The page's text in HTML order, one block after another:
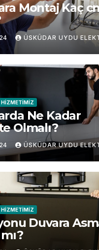
Montaj Kaç
ÜSKÜDAR UYDU
HIZMETIMIZ
Ne Kadar
Olmalı?
ÜSKÜDAR UYDU
HIZMETIMIZ
Duvara